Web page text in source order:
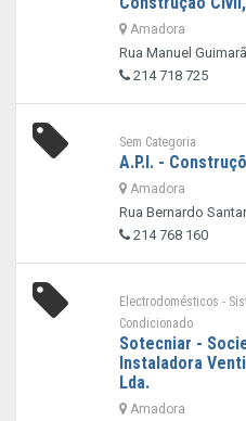
Amadora
Rua Manuel
214 718 725
Sem Categoria
A.P.I. -
Amadora
Rua Bernardo
214 768 160
Electrodomésticos -
Condicionado
Sotecniar -
Instaladora
Lda.
Amadora